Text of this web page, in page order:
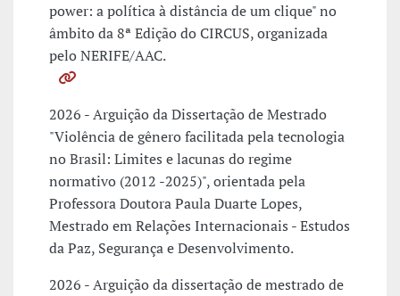
power: a política à distância de um clique" no
âmbito da 8ª Edição do CIRCUS, organizada
pelo NERIFE/AAC.
2026 - Arguição da Dissertação de Mestrado
"Violência de gênero facilitada pela tecnologia
no Brasil: Limites e lacunas do regime
normativo (2012 -2025)", orientada pela
Professora Doutora Paula Duarte Lopes,
Mestrado em Relações Internacionais - Estudos
da Paz, Segurança e Desenvolvimento.
2026 - Arguição da dissertação de mestrado de